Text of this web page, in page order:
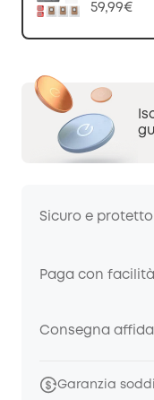
59,99€
Sicuro e protetto
Paga con facilità
Consegna
Garanzia